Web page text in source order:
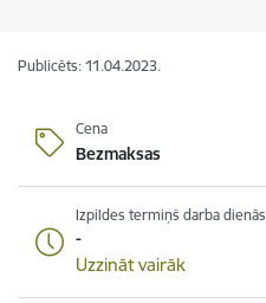
Publicēts: 11.04.2023.
Cena
Bezmaksas
Izpildes termiņš darba dienās
-
Uzzināt vairāk